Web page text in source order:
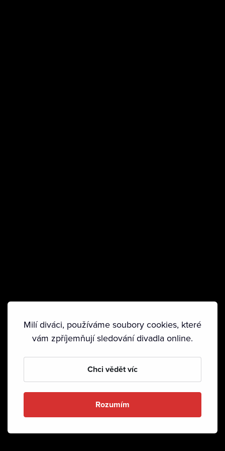
Milí diváci, používáme soubory cookies, které
vám zpříjemňují sledování divadla online.
Chci vědět víc
Rozumím